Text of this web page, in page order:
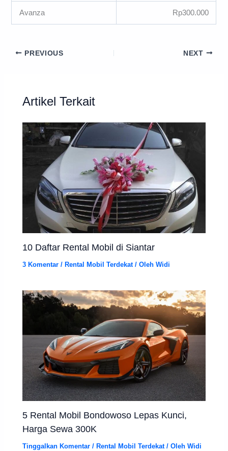
Avanza Rp300.000
PREVIOUS NEXT
Artikel Terkait
10 Daftar Rental Mobil di Siantar
3 Komentar / Rental Mobil Terdekat/ OlehWidi
5 Rental Mobil Bondowoso Lepas Kunci,
Harga Sewa 300K
Tinggalkan Komentar / Rental Mobil Terdekat/ OlehWidi